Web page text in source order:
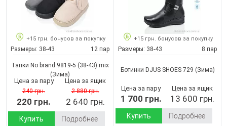
+15 грн. бонусов за покупку
Размеры: 38-43 12 пар
Тапки No brand 9819-5 (38-43) mix
(Зима)
Цена за пару
240 грн.
220 грн.
Цена за ящик
2 880 грн.
2 640 грн.
Купить Подробнее
+15 грн. бонусов за покупку
Размеры: 38-43 8 пар
Ботинки DJUS SHOES 729 (Зима)
Цена за пару
1 700 грн.
Цена за ящик
13 600 грн.
Купить Подробнее